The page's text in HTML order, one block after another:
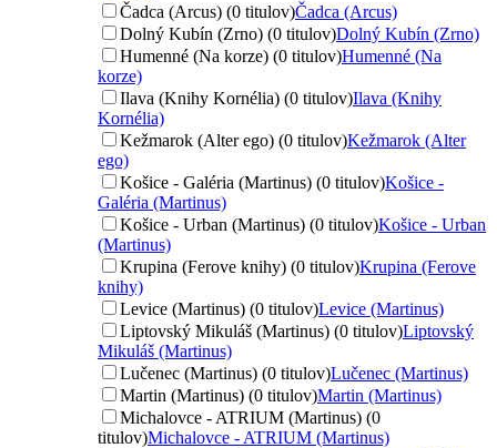
Čadca (Arcus) (0 titulov)Čadca (Arcus)
Dolný Kubín (Zrno) (0 titulov)Dolný Kubín (Zrno)
Humenné (Na korze) (0 titulov)Humenné (Na
korze)
Ilava (Knihy Kornélia) (0 titulov)Ilava (Knihy
Kornélia)
Kežmarok (Alter ego) (0 titulov)Kežmarok (Alter
ego)
Košice - Galéria (Martinus) (0 titulov)Košice -
Galéria (Martinus)
Košice - Urban (Martinus) (0 titulov)Košice - Urban
(Martinus)
Krupina (Ferove knihy) (0 titulov)Krupina (Ferove
knihy)
Levice (Martinus) (0 titulov)Levice (Martinus)
Liptovský Mikuláš (Martinus) (0 titulov)Liptovský
Mikuláš (Martinus)
Lučenec (Martinus) (0 titulov)Lučenec (Martinus)
Martin (Martinus) (0 titulov)Martin (Martinus)
Michalovce - ATRIUM (Martinus) (0
titulov)Michalovce - ATRIUM (Martinus)